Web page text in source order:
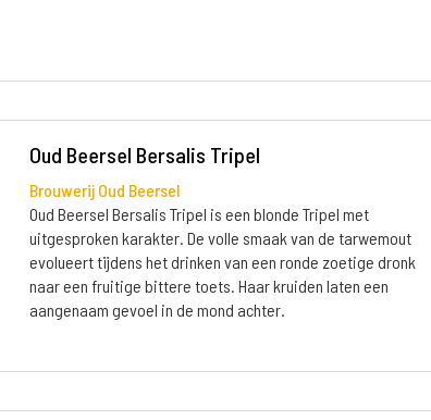
Oud Beersel Bersalis Tripel
Brouwerij Oud Beersel
Oud Beersel Bersalis Tripel is een blonde Tripel met
uitgesproken karakter. De volle smaak van de tarwemout
evolueert tijdens het drinken van een ronde zoetige dronk
naar een fruitige bittere toets. Haar kruiden laten een
aangenaam gevoel in de mond achter.